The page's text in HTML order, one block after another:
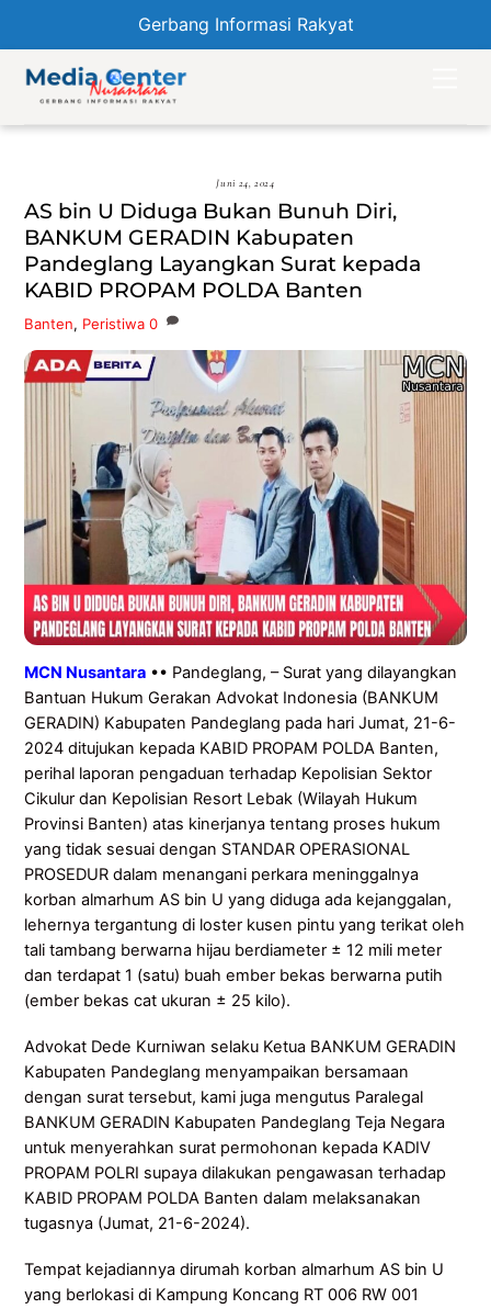
Gerbang Informasi Rakyat
content
Juni 24, 2024
AS bin U Diduga Bukan Bunuh Diri,
BANKUM GERADIN Kabupaten
Pandeglang Layangkan Surat kepada
KABID PROPAM POLDA Banten
Banten, Peristiwa 0
MCN Nusantara •• Pandeglang, – Surat yang dilayangkan
Bantuan Hukum Gerakan Advokat Indonesia (BANKUM
GERADIN) Kabupaten Pandeglang pada hari Jumat, 21-6-
2024 ditujukan kepada KABID PROPAM POLDA Banten,
perihal laporan pengaduan terhadap Kepolisian Sektor
Cikulur dan Kepolisian Resort Lebak (Wilayah Hukum
Provinsi Banten) atas kinerjanya tentang proses hukum
yang tidak sesuai dengan STANDAR OPERASIONAL
PROSEDUR dalam menangani perkara meninggalnya
korban almarhum AS bin U yang diduga ada kejanggalan,
lehernya tergantung di loster kusen pintu yang terikat oleh
tali tambang berwarna hijau berdiameter ± 12 mili meter
dan terdapat 1 (satu) buah ember bekas berwarna putih
(ember bekas cat ukuran ± 25 kilo).
Advokat Dede Kurniwan selaku Ketua BANKUM GERADIN
Kabupaten Pandeglang menyampaikan bersamaan
dengan surat tersebut, kami juga mengutus Paralegal
BANKUM GERADIN Kabupaten Pandeglang Teja Negara
untuk menyerahkan surat permohonan kepada KADIV
PROPAM POLRI supaya dilakukan pengawasan terhadap
KABID PROPAM POLDA Banten dalam melaksanakan
tugasnya (Jumat, 21-6-2024).
Tempat kejadiannya dirumah korban almarhum AS bin U
yang berlokasi di Kampung Koncang RT 006 RW 001